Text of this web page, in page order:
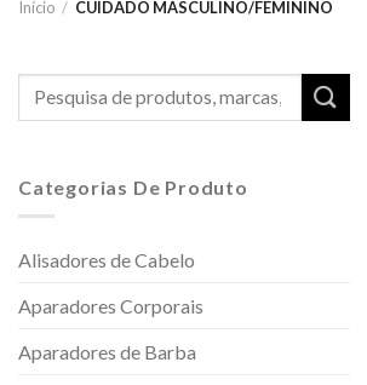
Início / CUIDADO MASCULINO/FEMININO
Pesquisar
Categorias De Produto
Alisadores de Cabelo
Aparadores Corporais
Aparadores de Barba